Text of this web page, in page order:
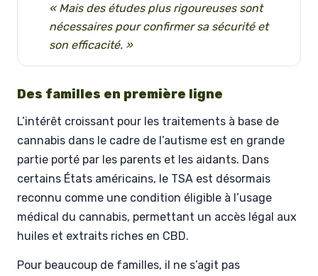
« Mais des études plus rigoureuses sont
nécessaires pour confirmer sa sécurité et
son efficacité. »
Des familles en première ligne
L’intérêt croissant pour les traitements à base de
cannabis dans le cadre de l’autisme est en grande
partie porté par les parents et les aidants. Dans
certains États américains, le TSA est désormais
reconnu comme une condition éligible à l’usage
médical du cannabis, permettant un accès légal aux
huiles et extraits riches en CBD.
Pour beaucoup de familles, il ne s’agit pas